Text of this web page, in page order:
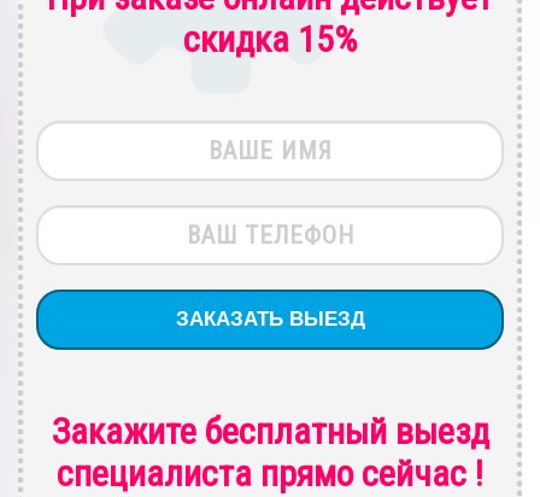
скидка 15%
Закажите бесплатный выезд
специалиста прямо сейчас !